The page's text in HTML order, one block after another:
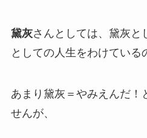
黛灰さんとしては、黛灰と
としての人生をわけている
あまり 黛灰＝やみえんだ！
せんが、